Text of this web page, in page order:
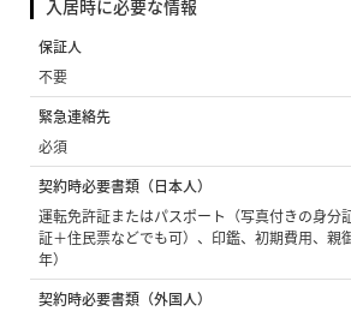
入居時に必要な情報
保証人
不要
緊急連絡先
必須
契約時必要書類（日本人）
運転免許証またはパスポート（写真付きの身分
証＋住民票などでも可）、印鑑、初期費用、親
年）
契約時必要書類（外国人）